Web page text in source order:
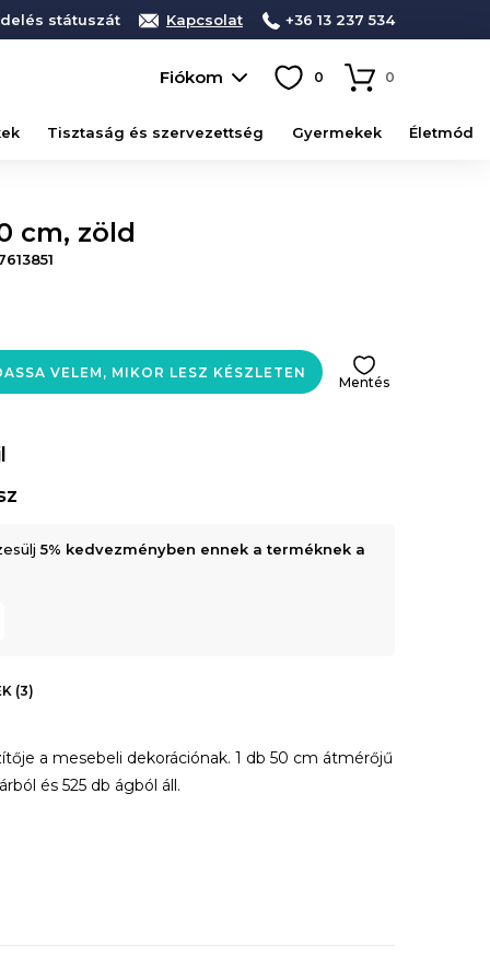
státuszát Kapcsolat +36 13 237 534
Fiókom 0 0
Tisztaság és szervezettség Gyermekek Életmód
cm, zöld
VELEM, MIKOR LESZ KÉSZLETEN
Mentés
5% kedvezményben ennek a terméknek a
(3)
a mesebeli dekorációnak. 1 db 50 cm átmérőjű
és 525 db ágból áll.